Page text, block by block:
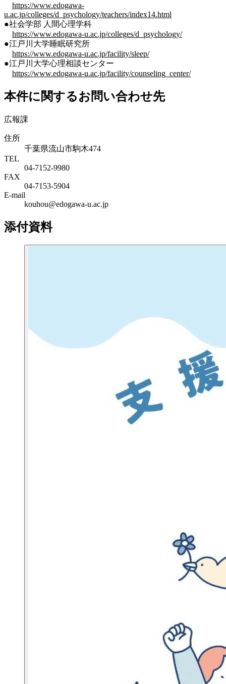
https://www.edogawa-
u.ac.jp/colleges/d_psychology/teachers/index14.html
●社会学部 人間心理学科
https://www.edogawa-u.ac.jp/colleges/d_psychology/
●江戸川大学睡眠研究所
https://www.edogawa-u.ac.jp/facility/sleep/
●江戸川大学心理相談センター
https://www.edogawa-u.ac.jp/facility/counseling_center/
本件に関するお問い合わせ先
広報課
住所
千葉県流山市駒木474
TEL
04-7152-9980
FAX
04-7153-5904
E-mail
kouhou@edogawa-u.ac.jp
添付資料